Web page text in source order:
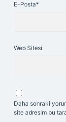
E-Posta*
Web Sitesi
Daha sonraki
site adresim bu